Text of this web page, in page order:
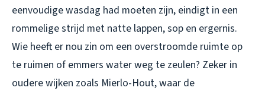
eenvoudige wasdag had moeten zijn, eindigt in een
rommelige strijd met natte lappen, sop en ergernis.
Wie heeft er nou zin om een overstroomde ruimte op
te ruimen of emmers water weg te zeulen? Zeker in
oudere wijken zoals Mierlo-Hout, waar de